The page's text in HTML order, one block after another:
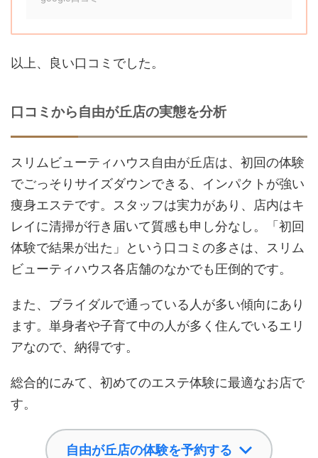
以上、良い口コミでした。
口コミから自由が丘店の実態を分析
スリムビューティハウス自由が丘店は、初回の体験
でごっそりサイズダウンできる、インパクトが強い
痩身エステです。スタッフは実力があり、店内はキ
レイに清掃が行き届いて質感も申し分なし。「初回
体験で結果が出た」という口コミの多さは、スリム
ビューティハウス各店舗のなかでも圧倒的です。
また、ブライダルで通っている人が多い傾向にあり
ます。単身者や子育て中の人が多く住んでいるエリ
アなので、納得です。
総合的にみて、初めてのエステ体験に最適なお店で
す。
自由が丘店の体験を予約する